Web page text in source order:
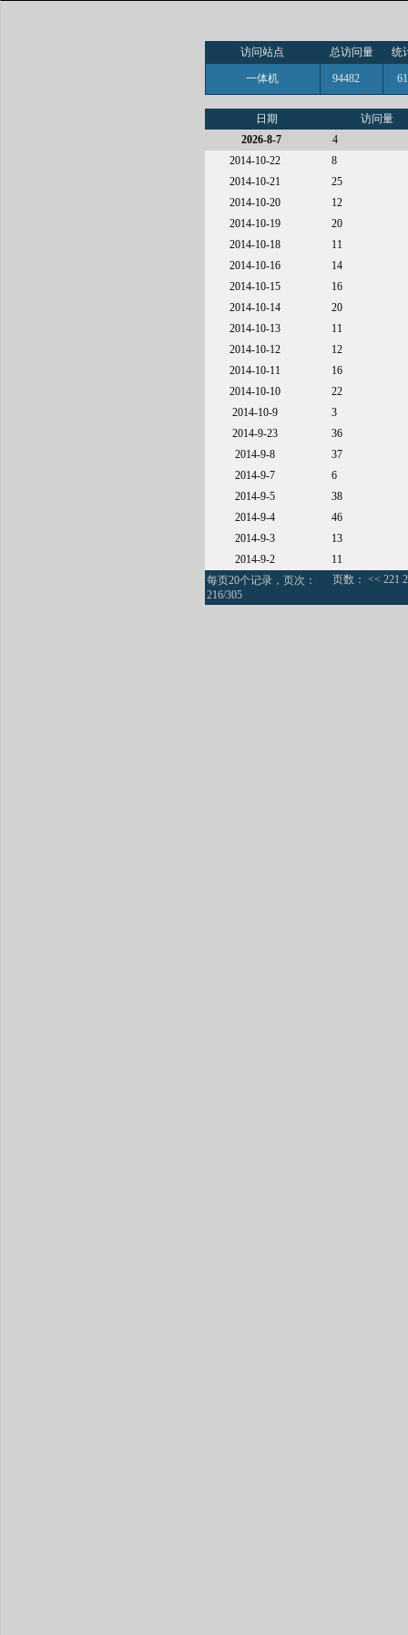
访问站点 总访问量 统
一体机 94482
日期
访问量
2026-8-7
4
2014-10-22
8
2014-10-21
25
2014-10-20
12
2014-10-19
20
2014-10-18
11
2014-10-16
14
2014-10-15
16
2014-10-14
20
2014-10-13
11
2014-10-12
12
2014-10-11
16
2014-10-10
22
2014-10-9
3
2014-9-23
36
2014-9-8
37
2014-9-7
6
2014-9-5
38
2014-9-4
46
2014-9-3
13
2014-9-2
11
每页20个记录，页次：
216/305
页数： << 221